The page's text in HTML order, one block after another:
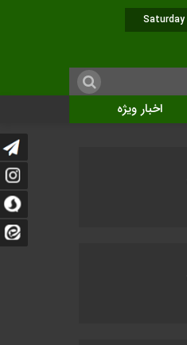
اخبار ویژه